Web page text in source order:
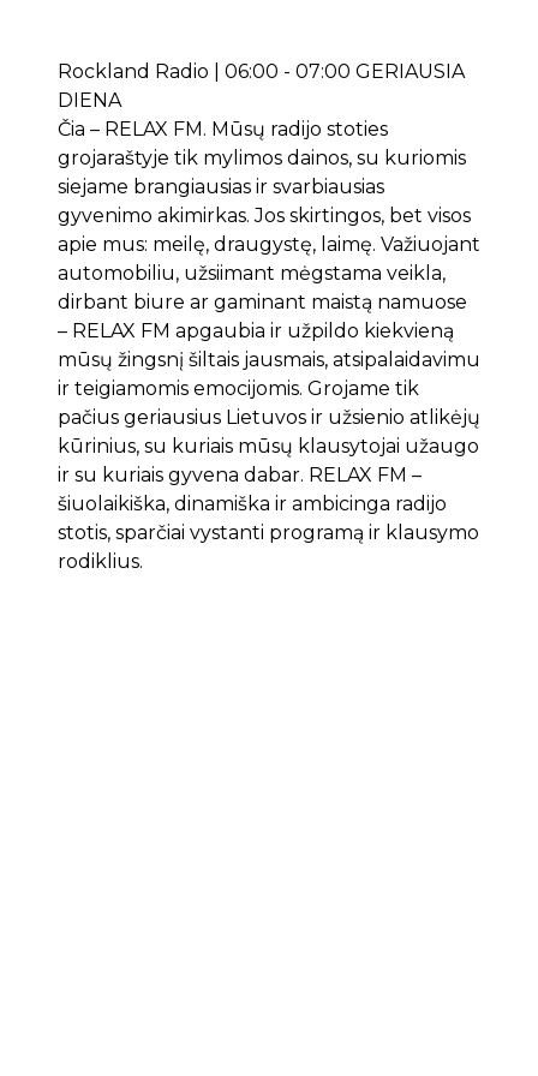
Rockland Radio | 06:00 - 07:00 GERIAUSIA
DIENA
Čia – RELAX FM. Mūsų radijo stoties
grojaraštyje tik mylimos dainos, su kuriomis
siejame brangiausias ir svarbiausias
gyvenimo akimirkas. Jos skirtingos, bet visos
apie mus: meilę, draugystę, laimę. Važiuojant
automobiliu, užsiimant mėgstama veikla,
dirbant biure ar gaminant maistą namuose
– RELAX FM apgaubia ir užpildo kiekvieną
mūsų žingsnį šiltais jausmais, atsipalaidavimu
ir teigiamomis emocijomis. Grojame tik
pačius geriausius Lietuvos ir užsienio atlikėjų
kūrinius, su kuriais mūsų klausytojai užaugo
ir su kuriais gyvena dabar. RELAX FM –
šiuolaikiška, dinamiška ir ambicinga radijo
stotis, sparčiai vystanti programą ir klausymo
rodiklius.